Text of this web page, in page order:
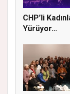
CHP’li
Yürüyor…